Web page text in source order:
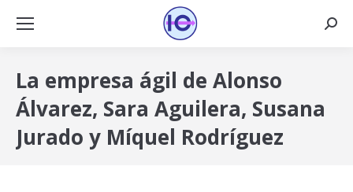
La empresa ágil de Alonso
Álvarez, Sara Aguilera, Susana
Jurado y Míquel Rodríguez